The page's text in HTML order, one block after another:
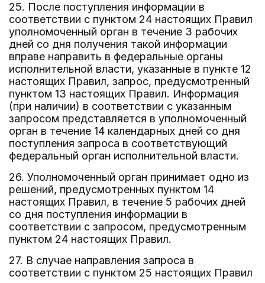
25. После поступления информации в
соответствии с пунктом 24 настоящих Правил
уполномоченный орган в течение 3 рабочих
дней со дня получения такой информации
вправе направить в федеральные органы
исполнительной власти, указанные в пункте 12
настоящих Правил, запрос, предусмотренный
пунктом 13 настоящих Правил. Информация
(при наличии) в соответствии с указанным
запросом представляется в уполномоченный
орган в течение 14 календарных дней со дня
поступления запроса в соответствующий
федеральный орган исполнительной власти.
26. Уполномоченный орган принимает одно из
решений, предусмотренных пунктом 14
настоящих Правил, в течение 5 рабочих дней
со дня поступления информации в
соответствии с запросом, предусмотренным
пунктом 24 настоящих Правил.
27. В случае направления запроса в
соответствии с пунктом 25 настоящих Правил